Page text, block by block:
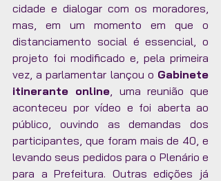
cidade e dialogar com os moradores,
mas, em um momento em que o
distanciamento social é essencial, o
projeto foi modificado e, pela primeira
vez, a parlamentar lançou o Gabinete
itinerante online , uma reunião que
aconteceu por vídeo e foi aberta ao
público, ouvindo as demandas dos
participantes, que foram mais de 40, e
levando seus pedidos para o Plenário e
para a Prefeitura. Outras edições já